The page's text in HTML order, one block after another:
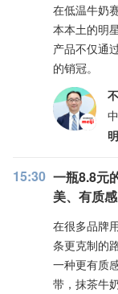
在低温牛奶
本本土的明
产品不仅通
的销冠。
15:30 一瓶8.8元
美、有质
在很多品牌
条更克制的
一种更有质
带，抹茶牛